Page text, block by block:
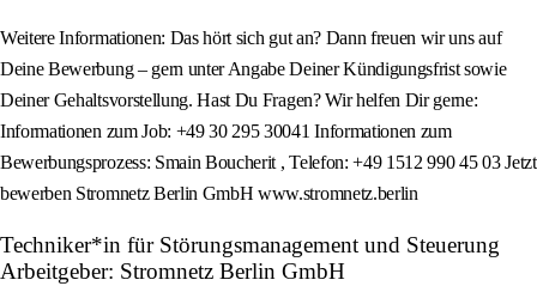
Weitere Informationen: Das hört sich gut an? Dann freuen wir uns auf
Deine Bewerbung – gern unter Angabe Deiner Kündigungsfrist sowie
Deiner Gehaltsvorstellung. Hast Du Fragen? Wir helfen Dir gerne:
Informationen zum Job: +49 30 295 30041 Informationen zum
Bewerbungsprozess: Smain Boucherit , Telefon: +49 1512 990 45 03 Jetzt
bewerben Stromnetz Berlin GmbH www.stromnetz.berlin
Techniker*in für Störungsmanagement und Steuerung
Arbeitgeber: Stromnetz Berlin GmbH